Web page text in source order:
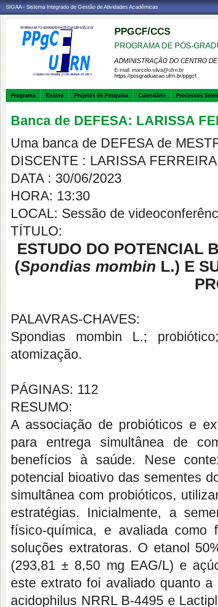
SIGAA - Sistema Integrado de Gestão de Atividades Acadêmicas
PPGCF/CCS
PROGRAMA DE PÓS-
ADMINISTRAÇÃO DO CENTRO
E-mail: marcelo.silva@ufrn.br
https://posgraduacao.ufrn.br/ppgcf
Programa Ensino Projetos de Pesquisa Calendário Processos
Banca de DEFESA: LARISSA
Uma banca de DEFESA de
DISCENTE : LARISSA
DATA : 30/06/2023
HORA: 13:30
LOCAL: Sessão de
TÍTULO:
ESTUDO DO POTENCIAL
(Spondias mombin L.) E
PALAVRAS-CHAVES:
Spondias mombin L.;
atomização.
PÁGINAS: 112
RESUMO:
A associação de probióticos e
para entrega simultânea de
benefícios à saúde. Nese
potencial bioativo das sementes
simultânea com probióticos,
estratégias. Inicialmente, a
físico-química, e avaliada como
soluções extratoras. O etanol
(293,81 ± 8,50 mg EAG/L) e
este extrato foi avaliado quanto
acidophilus NRRL B-4495 e